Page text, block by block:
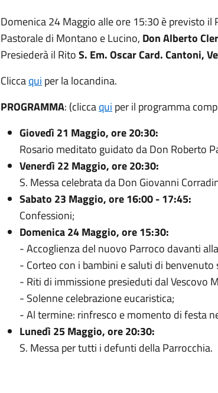
Domenica 24 Maggio alle ore 15:30 è previsto
Pastorale di Montano e Lucino, Don Alberto
Presiederà il RitoS. Em. Oscar Card. Cantoni,
Cliccaqui per la locandina.
PROGRAMMA: (cliccaqui per il programma
Giovedì 21 Maggio, ore 20:30:
Rosario meditato guidato da Don Roberto
Venerdì 22 Maggio, ore 20:30:
S. Messa celebrata da Don Giovanni
Sabato 23 Maggio, ore 16:00 - 17:45:
Confessioni;
Domenica 24 Maggio, ore 15:30:
- Accoglienza del nuovo Parroco davanti
- Corteo con i bambini e saluti di benvenuto
- Riti di immissione presieduti dal Vescovo
- Solenne celebrazione eucaristica;
- Al termine: rinfresco e momento di festa
Lunedì 25 Maggio, ore 20:30:
S. Messa per tutti i defunti della Parrocchia.